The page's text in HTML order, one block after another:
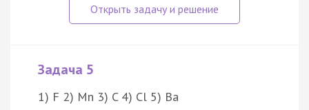
Задача 5
1) F 2) Mn 3) C 4) Cl 5) Ba